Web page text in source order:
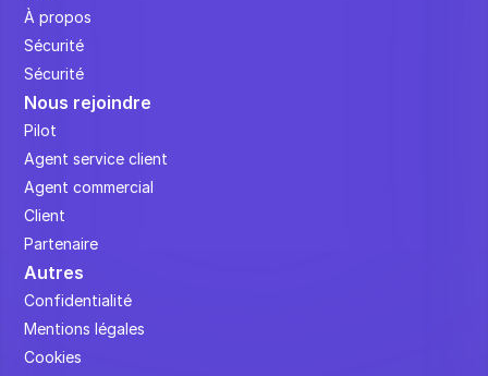
À propos
Sécurité
Sécurité
Nous rejoindre
Pilot
Agent service client
Agent commercial
Client
Partenaire
Autres
Confidentialité
Mentions légales
Cookies